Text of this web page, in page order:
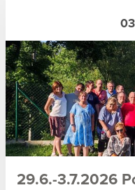
29.6.-3.7.2026